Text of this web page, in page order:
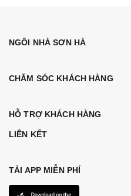
NGÔI NHÀ SƠN HÀ
CHĂM SÓC KHÁCH HÀNG
HỖ TRỢ KHÁCH HÀNG
LIÊN KẾT
TẢI APP MIỄN PHÍ